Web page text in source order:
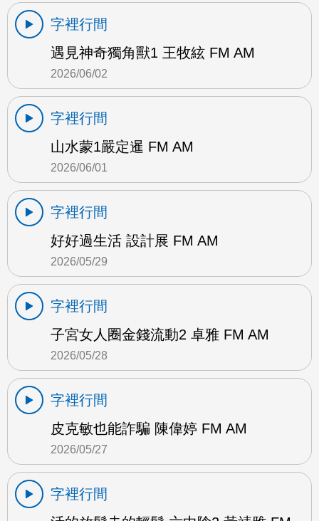
字裡行間
遇見神奇獨角獸1 王牧絃 FM AM
2026/06/02
字裡行間
山水蒙1嚴定暹 FM AM
2026/06/01
字裡行間
好好過生活 設計展 FM AM
2026/05/29
字裡行間
子宮女人圈金錢流動2 卓雅 FM AM
2026/05/28
字裡行間
皮克敏也能詐騙 陳偉婷 FM AM
2026/05/27
字裡行間